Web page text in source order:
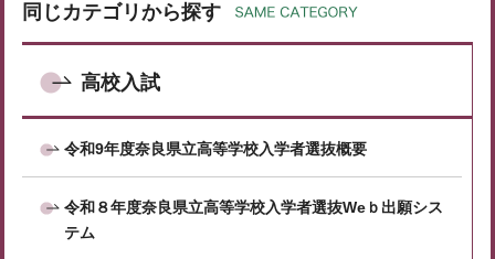
同じカテゴリから探す
高校入試
令和9年度奈良県立高等学校入学者選抜概要
令和８年度奈良県立高等学校入学者選抜Weｂ出願シス
テム